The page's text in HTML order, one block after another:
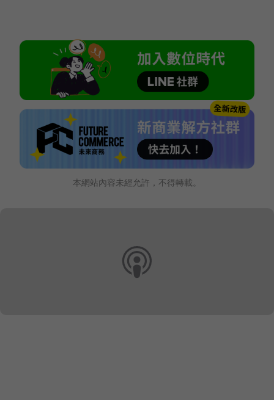
本網站內容未經允許，不得轉載。